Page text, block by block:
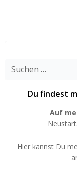
Du findest
Auf
Hier kannst Du